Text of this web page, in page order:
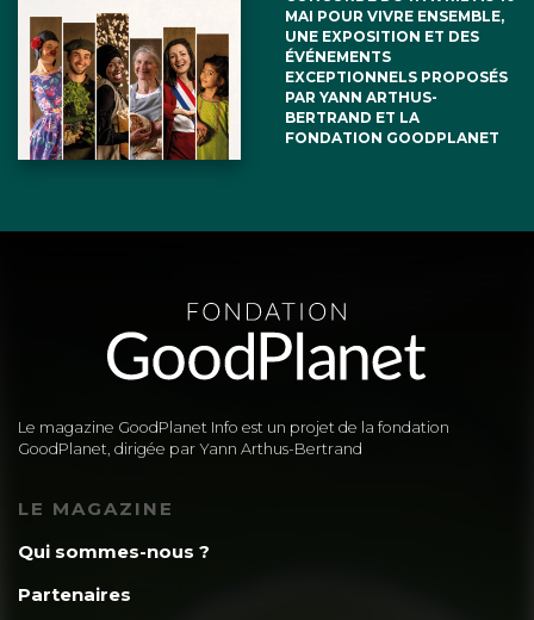
MAI POUR VIVRE ENSEMBLE,
UNE EXPOSITION ET DES
ÉVÉNEMENTS
EXCEPTIONNELS PROPOSÉS
PAR YANN ARTHUS-
BERTRAND ET LA
FONDATION GOODPLANET
Le magazine GoodPlanet Info est un projet de la fondation
GoodPlanet, dirigée par Yann Arthus-Bertrand
LE MAGAZINE
Qui sommes-nous ?
Partenaires